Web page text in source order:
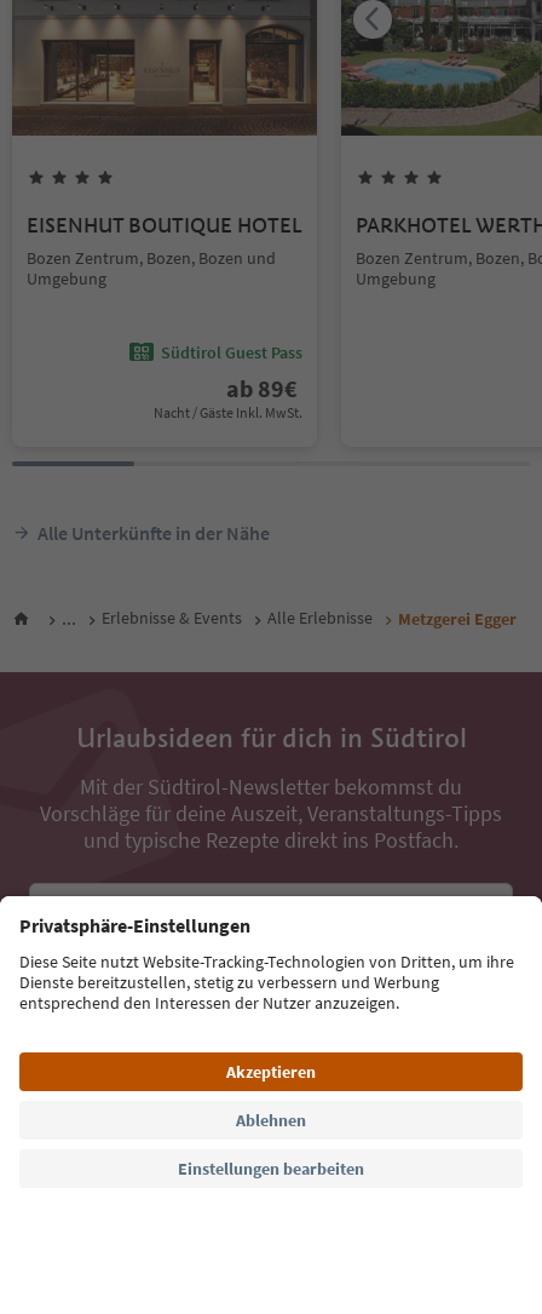
EISENHUT BOUTIQUE HOTEL
Bozen Zentrum, Bozen, Bozen und
Umgebung
Südtirol Guest Pass
ab 89€
Nacht / Gäste Inkl. MwSt.
PARKHOTEL
Bozen Zentrum, Bozen,
Umgebung
Alle Unterkünfte in der Nähe
... Erlebnisse & Events Alle Erlebnisse Metzgerei Egger
Urlaubsideen für dich in Südtirol
Mit der Südtirol-Newsletter bekommst du
Vorschläge für deine Auszeit, Veranstaltungs-Tipps
und typische Rezepte direkt ins Postfach.
Jetzt anmelden